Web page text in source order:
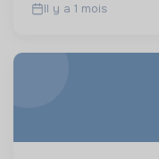
Il y a 1 mois